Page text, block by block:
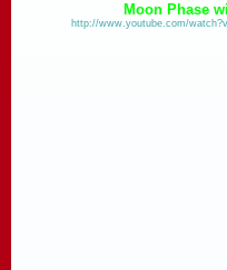
Moon Phase
http://www.youtube.com/